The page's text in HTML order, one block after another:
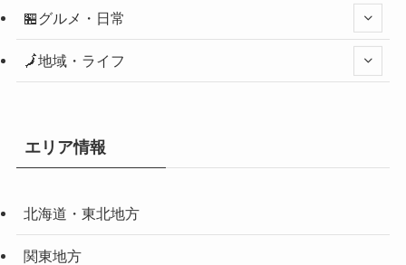
🏪グルメ・日常
🗾地域・ライフ
エリア情報
北海道・東北地方
関東地方